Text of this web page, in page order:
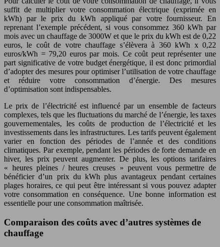
suffit de multiplier votre consommation électrique (exprimée en
kWh) par le prix du kWh appliqué par votre fournisseur. En
reprenant l’exemple précédent, si vous consommez 360 kWh par
mois avec un chauffage de 3000W et que le prix du kWh est de 0,22
euros, le coût de votre chauffage s’élèvera à 360 kWh x 0,22
euros/kWh = 79,20 euros par mois. Ce coût peut représenter une
part significative de votre budget énergétique, il est donc primordial
d’adopter des mesures pour optimiser l’utilisation de votre chauffage
et réduire votre consommation d’énergie. Des mesures
d’optimisation sont indispensables.
Le prix de l’électricité est influencé par un ensemble de facteurs
complexes, tels que les fluctuations du marché de l’énergie, les taxes
gouvernementales, les coûts de production de l’électricité et les
investissements dans les infrastructures. Les tarifs peuvent également
varier en fonction des périodes de l’année et des conditions
climatiques. Par exemple, pendant les périodes de forte demande en
hiver, les prix peuvent augmenter. De plus, les options tarifaires
« heures pleines / heures creuses » peuvent vous permettre de
bénéficier d’un prix du kWh plus avantageux pendant certaines
plages horaires, ce qui peut être intéressant si vous pouvez adapter
votre consommation en conséquence. Une bonne information est
essentielle pour une consommation maîtrisée.
Comparaison des coûts avec d’autres systèmes de
chauffage